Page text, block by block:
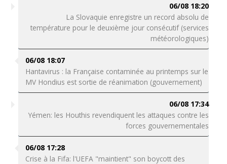
06/08 18:20
La Slovaquie enregistre un record absolu de
température pour le deuxième jour consécutif (services
météorologiques)
06/08 18:07
Hantavirus : la Française contaminée au printemps sur le
MV Hondius est sortie de réanimation (gouvernement)
06/08 17:34
Yémen: les Houthis revendiquent les attaques contre les
forces gouvernementales
06/08 17:28
Crise à la Fifa: l'UEFA "maintient" son boycott des